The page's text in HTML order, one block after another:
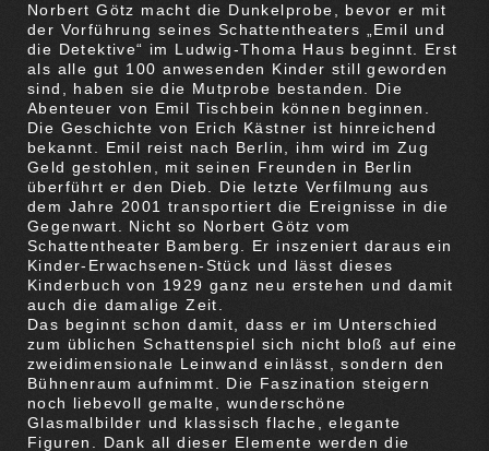
Norbert Götz macht die Dunkelprobe, bevor er mit
der Vorführung seines Schattentheaters „Emil und
die Detektive“ im Ludwig-Thoma Haus beginnt. Erst
als alle gut 100 anwesenden Kinder still geworden
sind, haben sie die Mutprobe bestanden. Die
Abenteuer von Emil Tischbein können beginnen.
Die Geschichte von Erich Kästner ist hinreichend
bekannt. Emil reist nach Berlin, ihm wird im Zug
Geld gestohlen, mit seinen Freunden in Berlin
überführt er den Dieb. Die letzte Verfilmung aus
dem Jahre 2001 transportiert die Ereignisse in die
Gegenwart. Nicht so Norbert Götz vom
Schattentheater Bamberg. Er inszeniert daraus ein
Kinder-Erwachsenen-Stück und lässt dieses
Kinderbuch von 1929 ganz neu erstehen und damit
auch die damalige Zeit.
Das beginnt schon damit, dass er im Unterschied
zum üblichen Schattenspiel sich nicht bloß auf eine
zweidimensionale Leinwand einlässt, sondern den
Bühnenraum aufnimmt. Die Faszination steigern
noch liebevoll gemalte, wunderschöne
Glasmalbilder und klassisch flache, elegante
Figuren. Dank all dieser Elemente werden die